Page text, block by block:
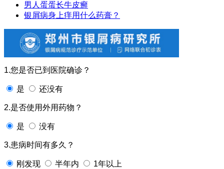
男人蛋蛋长牛皮癣
银屑病身上痒用什么药膏？
1.您是否已到医院确诊？
是 还没有
2.是否使用外用药物？
是 没有
3.患病时间有多久？
刚发现 半年内 1年以上